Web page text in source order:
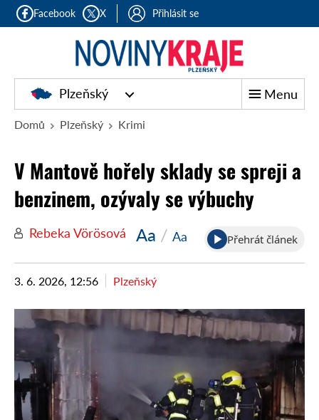
Facebook X Přihlásit se
Plzeňský Menu
Domů Plzeňský Krimi
V Mantově hořely sklady se spreji a
benzinem, ozývaly se výbuchy
Rebeka Vörösová Aa / Aa Přehrát článek
3. 6. 2026, 12:56 Plzeňský